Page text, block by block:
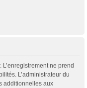
ne prend
L’administrateur du
additionnelles aux